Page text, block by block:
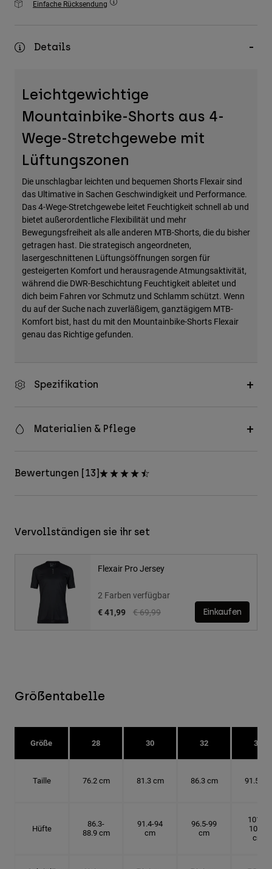
Zubehör
Taschen & Rucksäcke
Alle anzeigen
Einfache Rücksendung
Details
Leichtgewichtige
Mountainbike-Shorts aus 4-
Wege-Stretchgewebe mit
Lüftungszonen
Die unschlagbar leichten und bequemen Shorts Flexair sind
das Ultimative in Sachen Geschwindigkeit und Performance.
Das 4-Wege-Stretchgewebe leitet Feuchtigkeit schnell ab und
bietet außerordentliche Flexibilität und mehr
Bewegungsfreiheit als alle anderen MTB-Shorts, die du bisher
getragen hast. Die strategisch angeordneten,
lasergeschnittenen Lüftungsöffnungen sorgen für
gesteigerten Komfort und herausragende Atmungsaktivität,
während die DWR-Beschichtung Feuchtigkeit ableitet und
dich beim Fahren vor Schmutz und Schlamm schützt. Wenn
du auf der Suche nach zuverläßigem, ganztägigem MTB-
Komfort bist, hast du mit den Mountainbike-Shorts Flexair
genau das Richtige gefunden.
Spezifikation
Materialien & Pflege
Bewertungen [13]
Vervollständigen sie ihr set
Flexair Pro Jersey
2 Farben verfügbar
Price reduced from
€ 69,99to
€ 41,99 Einkaufen
Größentabelle
Größe 28 30 32 34
Taille 76.2 cm 81.3 cm 86.3 cm 91.5 cm
Hüfte
86.3-
88.9 cm
91.4-94
cm
96.5-99
cm
101.6-
104.1
cm